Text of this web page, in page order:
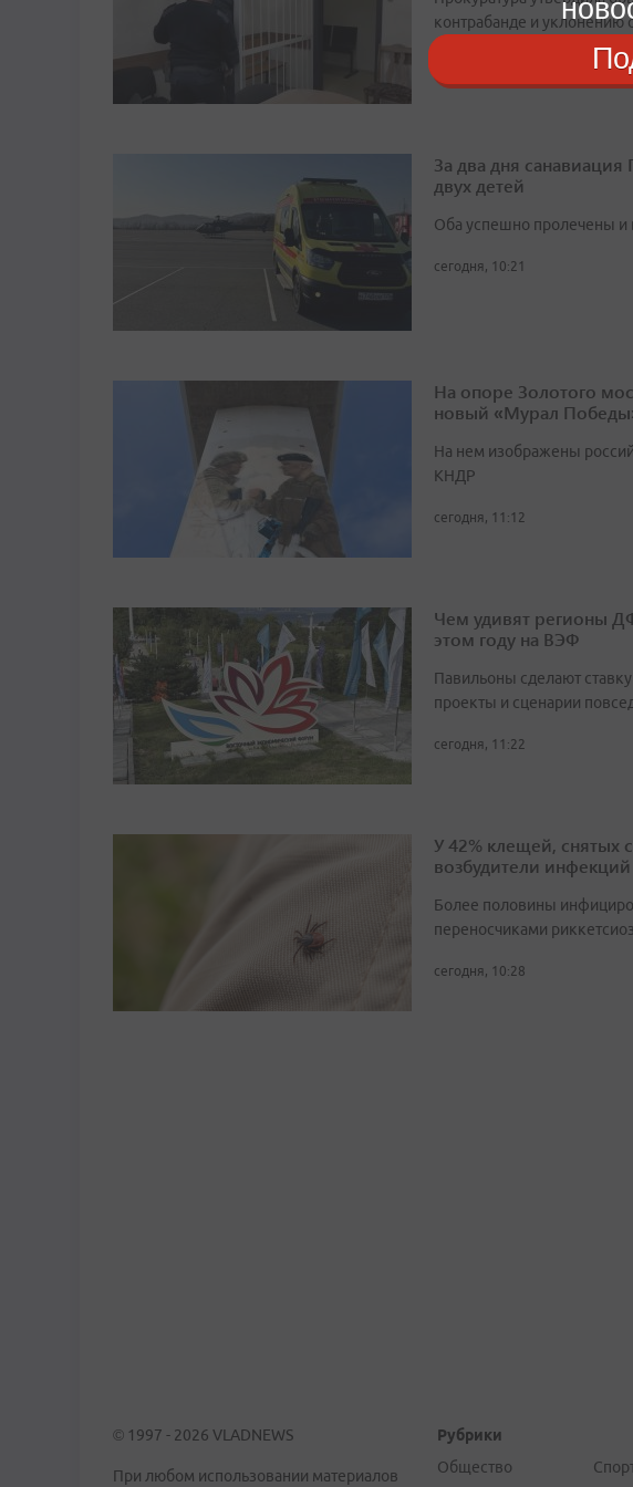
контрабанде и уклонению
За два дня
двух детей
Оба успешно пролечены и
сегодня, 10:21
На опоре Золотого
новый «Мурал
На нем изображены
КНДР
сегодня, 11:12
Чем удивят регионы
этом году на ВЭФ
Павильоны сделают
проекты и сценарии
сегодня, 11:22
У 42% клещей,
возбудители инфекций
Более половины
переносчиками
сегодня, 10:28
© 1997 - 2026 VLADNEWS
При любом использовании материалов
Рубрики
Общество